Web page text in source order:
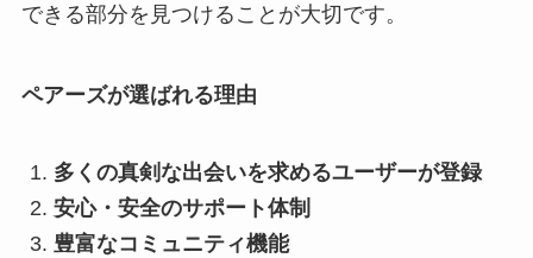
できる部分を見つけることが大切です。
ペアーズが選ばれる理由
多くの真剣な出会いを求めるユーザーが登録
安心・安全のサポート体制
豊富なコミュニティ機能